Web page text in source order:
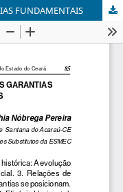
FUNDAMENTAIS